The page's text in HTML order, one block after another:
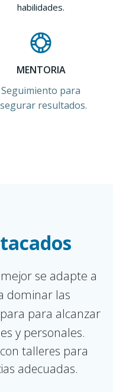
habilidades.
MENTORIA
Seguimiento para
resultados.
se adapte a
dominar las
para alcanzar
y personales.
talleres para
adecuadas.